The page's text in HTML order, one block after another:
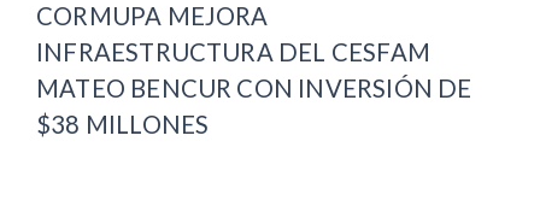
CORMUPA MEJORA
INFRAESTRUCTURA DEL CESFAM
MATEO BENCUR CON INVERSIÓN DE
$38 MILLONES